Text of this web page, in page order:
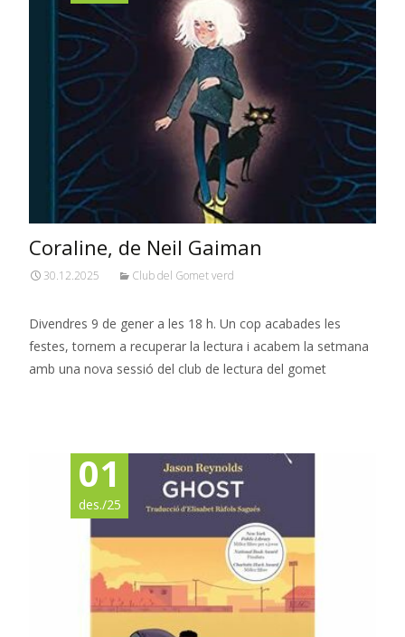
Coraline, de Neil Gaiman
30.12.2025 Club del Gomet verd
Divendres 9 de gener a les 18 h. Un cop acabades les
festes, tornem a recuperar la lectura i acabem la setmana
amb una nova sessió del club de lectura del gomet
01
des./25